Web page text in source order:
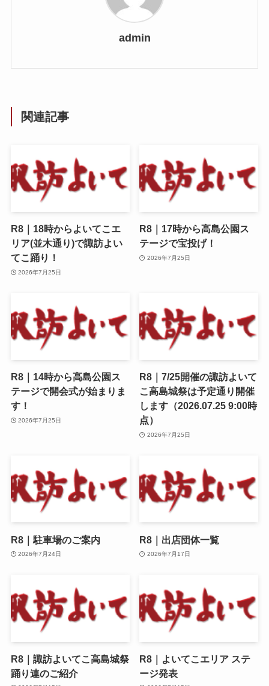
admin
関連記事
R8｜18時からよいてこエ
リア(並木通り)で諏訪よい
てこ踊り！
2026年7月25日
R8｜17時から高島公園ス
テージで宝投げ！
2026年7月25日
R8｜14時から高島公園ス
テージで開会式が始まりま
す！
2026年7月25日
R8｜7/25開催の諏訪よいて
こ高島城祭は予定通り開催
します（2026.07.25 9:00時
点）
2026年7月25日
R8｜駐車場のご案内
2026年7月24日
R8｜出店団体一覧
2026年7月17日
R8｜諏訪よいてこ高島城祭
踊り連のご紹介
R8｜よいてこエリア ステ
ージ発表